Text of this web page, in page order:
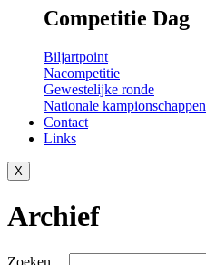
Competitie Dag
Biljartpoint
Nacompetitie
Gewestelijke ronde
Nationale kampionschappen
Contact
Links
X
Archief
Zoeken…